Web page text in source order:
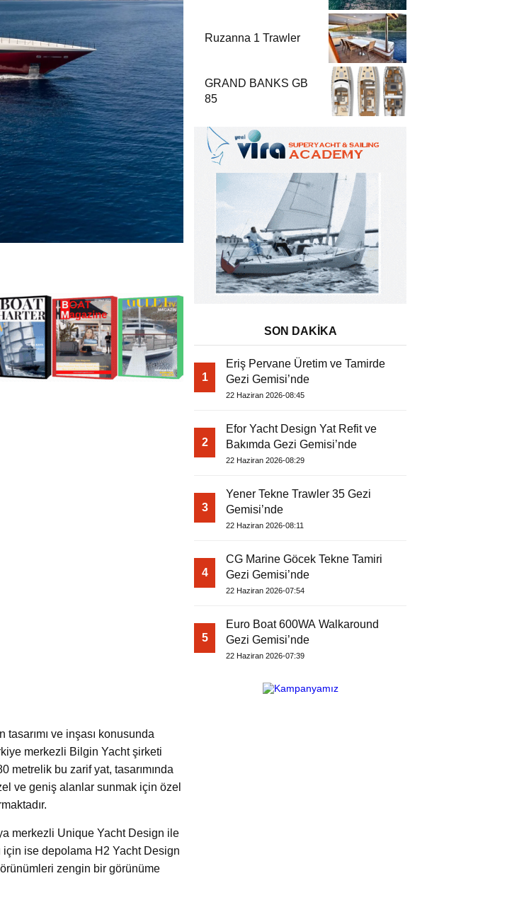
ve inşası konusunda
merkezli Bilgin Yacht şirketi
metrelik bu zarif yat, tasarımında
ve geniş alanlar sunmak için özel
merkezli Unique Yacht Design ile
için ise depolama H2 Yacht Design
zengin bir görünüme
Ruzanna 1 Trawler
GRAND BANKS GB
85
SON DAKİKA
1
Eriş Pervane Üretim ve Tamirde
Gezi Gemisi’nde
22 Haziran 2026-08:45
2
Efor Yacht Design Yat Refit ve
Bakımda Gezi Gemisi’nde
22 Haziran 2026-08:29
3
Yener Tekne Trawler 35 Gezi
Gemisi’nde
22 Haziran 2026-08:11
4
CG Marine Göcek Tekne Tamiri
Gezi Gemisi’nde
22 Haziran 2026-07:54
5
Euro Boat 600WA Walkaround
Gezi Gemisi’nde
22 Haziran 2026-07:39